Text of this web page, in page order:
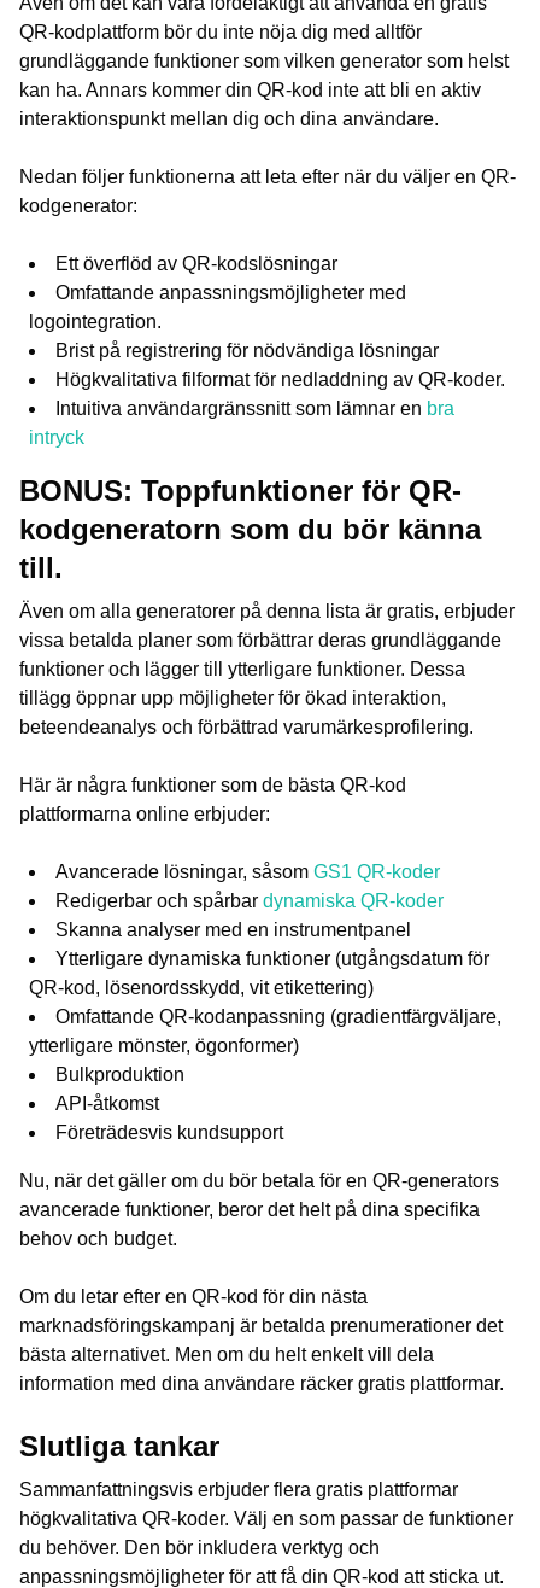
QR-kodplattform bör du inte nöja dig med alltför
grundläggande funktioner som vilken generator som helst
kan ha. Annars kommer din QR-kod inte att bli en aktiv
interaktionspunkt mellan dig och dina användare.
Nedan följer funktionerna att leta efter när du väljer en QR-
kodgenerator:
Ett överflöd av QR-kodslösningar
Omfattande anpassningsmöjligheter med
logointegration.
Brist på registrering för nödvändiga lösningar
Högkvalitativa filformat för nedladdning av QR-koder.
Intuitiva användargränssnitt som lämnar en bra
intryck
BONUS: Toppfunktioner för QR-
kodgeneratorn som du bör känna
till.
Även om alla generatorer på denna lista är gratis, erbjuder
vissa betalda planer som förbättrar deras grundläggande
funktioner och lägger till ytterligare funktioner. Dessa
tillägg öppnar upp möjligheter för ökad interaktion,
beteendeanalys och förbättrad varumärkesprofilering.
Här är några funktioner som de bästa QR-kod
plattformarna online erbjuder:
Avancerade lösningar, såsom GS1 QR-koder
Redigerbar och spårbar dynamiska QR-koder
Skanna analyser med en instrumentpanel
Ytterligare dynamiska funktioner (utgångsdatum för
QR-kod, lösenordsskydd, vit etikettering)
Omfattande QR-kodanpassning (gradientfärgväljare,
ytterligare mönster, ögonformer)
Bulkproduktion
API-åtkomst
Företrädesvis kundsupport
Nu, när det gäller om du bör betala för en QR-generators
avancerade funktioner, beror det helt på dina specifika
behov och budget.
Om du letar efter en QR-kod för din nästa
marknadsföringskampanj är betalda prenumerationer det
bästa alternativet. Men om du helt enkelt vill dela
information med dina användare räcker gratis plattformar.
Slutliga tankar
Sammanfattningsvis erbjuder flera gratis plattformar
högkvalitativa QR-koder. Välj en som passar de funktioner
du behöver. Den bör inkludera verktyg och
anpassningsmöjligheter för att få din QR-kod att sticka ut.